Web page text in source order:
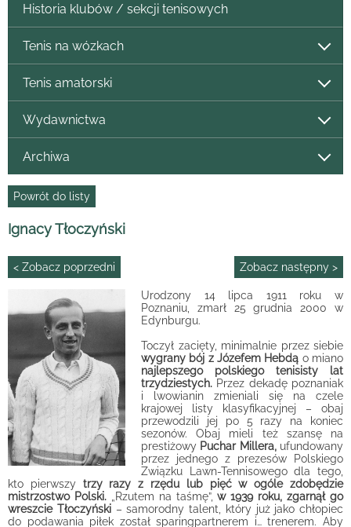
Historia klubów / sekcji tenisowych
Tenis na wózkach
Tenis amatorski
Wydawnictwa
Archiwa
Powrót do listy
Ignacy Tłoczyński
< Zobacz poprzedni Zobacz następny >
Urodzony 14 lipca 1911 roku w
Poznaniu, zmarł 25 grudnia 2000 w
Edynburgu.
Toczył zacięty, minimalnie przez siebie
wygrany bój z Józefem Hebdą o miano
najlepszego polskiego tenisisty lat
trzydziestych. Przez dekadę poznaniak
i lwowianin zmieniali się na czele
krajowej listy klasyfikacyjnej – obaj
przewodzili jej po 5 razy na koniec
sezonów. Obaj mieli też szansę na
prestiżowy Puchar Millera,ufundowany
przez jednego z prezesów Polskiego
Związku Lawn-Tennisowego dla tego,
kto pierwszy trzy razy z rzędu lub pięć w ogóle zdobędzie
mistrzostwo Polski.„Rzutem na taśmę”,w 1939 roku, zgarnął go
wreszcie Tłoczyński– samorodny talent, który już jako chłopiec
do podawania piłek został sparingpartnerem i… trenerem. Aby